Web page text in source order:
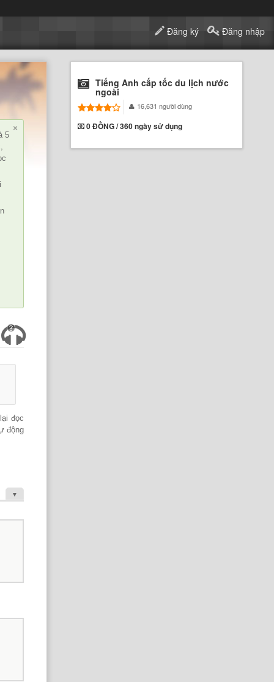
Đăng ký Đăng nhập
×
5
đọc
động
▼
Tiếng Anh cấp tốc du lịch nước
ngoài
16,631 người dùng
0 ĐỒNG / 360 ngày sử dụng